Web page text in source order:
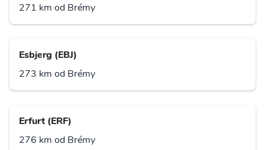
271 km od Brémy
Esbjerg (EBJ)
273 km od Brémy
Erfurt (ERF)
276 km od Brémy